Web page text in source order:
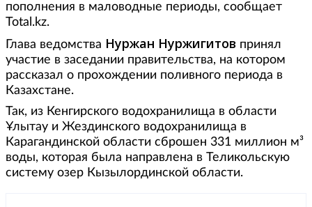
пополнения в маловодные периоды, сообщает
Total.kz.
Глава ведомства Нуржан Нуржигитов принял
участие в заседании правительства, на котором
рассказал о прохождении поливного периода в
Казахстане.
Так, из Кенгирского водохранилища в области
Ұлытау и Жездинского водохранилища в
Карагандинской области сброшен 331 миллион м³
воды, которая была направлена в Теликольскую
систему озер Кызылординской области.